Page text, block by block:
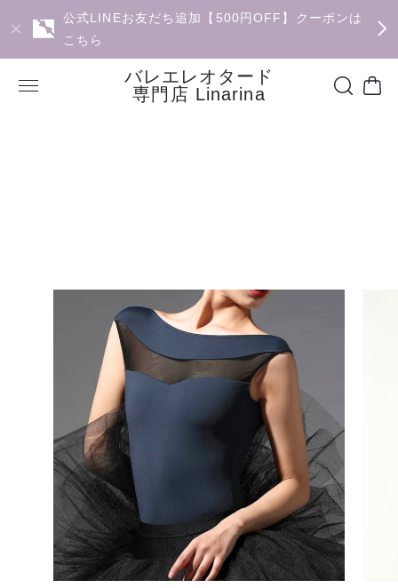
公式LINEお友だち追加【500円OFF】クーポンは
こちら
バレエレオタード
専門店 Linarina